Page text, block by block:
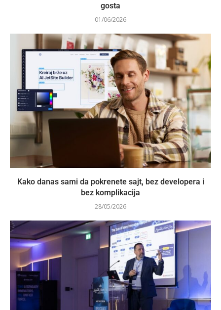
gosta
01/06/2026
Kako danas sami da pokrenete sajt, bez developera i
bez komplikacija
28/05/2026